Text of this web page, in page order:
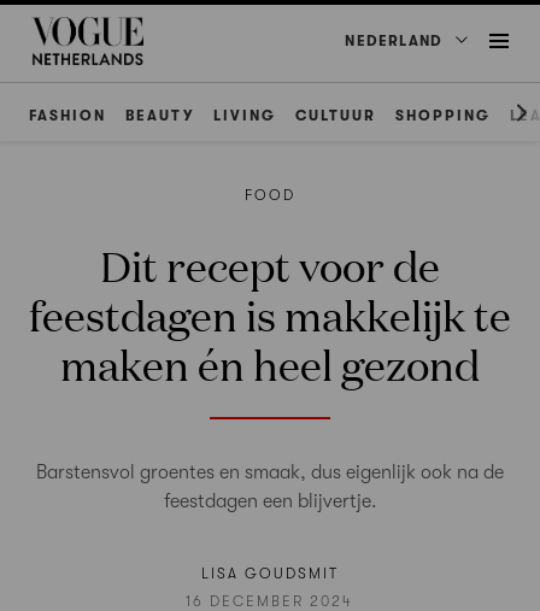
NEDERLAND
FASHION BEAUTY LIVING CULTUUR SHOPPING
FOOD
Dit recept voor de
feestdagen is makkelijk te
maken én heel gezond
Barstensvol groentes en smaak, dus eigenlijk ook na de
feestdagen een blijvertje.
LISA GOUDSMIT
16 DECEMBER 2024